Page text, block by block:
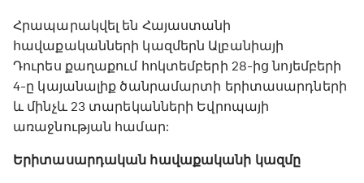
Հրապարակվել են Հայաստանի
հավաքականների կազմերն Ալբանիայի
Դուրես քաղաքում հոկտեմբերի 28-ից նոյեմբերի
4-ը կայանալիք ծանրամարտի երիտասարդների
և մինչև 23 տարեկանների Եվրոպայի
առաջնության համար:
Երիտասարդական հավաքականի կազմը